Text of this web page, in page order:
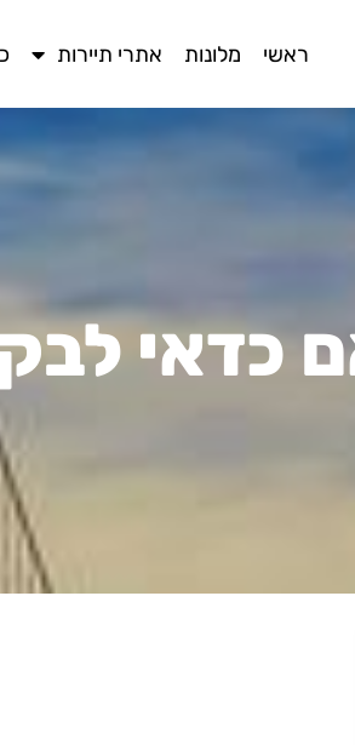
ראשי מלונות אתרי תיירות
כדאי